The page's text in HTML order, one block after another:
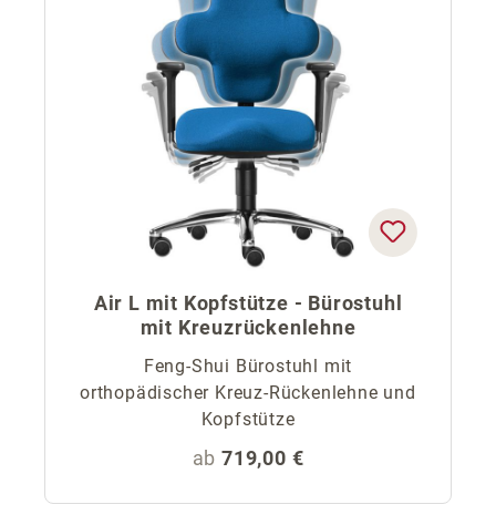
Air L mit Kopfstütze - Bürostuhl
mit Kreuzrückenlehne
Feng-Shui Bürostuhl mit
orthopädischer Kreuz-Rückenlehne und
Kopfstütze
Regulärer Preis:
ab 719,00 €